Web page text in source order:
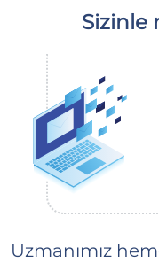
Sizinle
Uzmanımız